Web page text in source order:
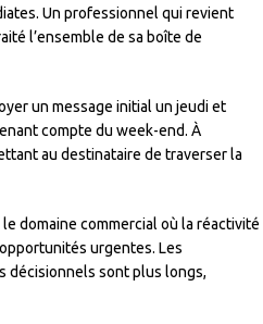
Un professionnel qui revient
l’ensemble de sa boîte de
un message initial un jeudi et
compte du week-end. À
au destinataire de traverser la
domaine commercial où la réactivité
urgentes. Les
décisionnels sont plus longs,